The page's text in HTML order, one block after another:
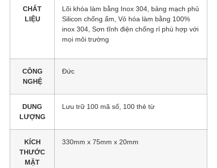
CHẤT
LIỆU
Lõi khóa làm bằng Inox 304, bảng mạch phủ
Silicon chống ẩm, Vỏ hóa làm bằng 100%
inox 304, Sơn tĩnh điện chống rỉ phù hợp với
mọi môi trường
CÔNG
NGHỆ
Đức
DUNG
LƯỢNG
Lưu trữ 100 mã số, 100 thẻ từ
KÍCH
THƯỚC
MẶT
330mm x 75mm x 20mm